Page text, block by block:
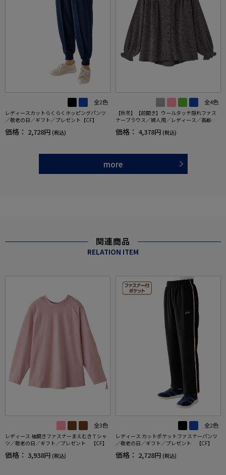
全2色
レディースカットらくらくホッピングパンツ
／敬老の日／ギフト／プレゼント【CF】
価格： 2,728円 (税込)
全4色
【秋冬】【前開き】ウールタッチ隠れファス
ナーブラウス／婦人用／レディース／高齢者
／シニア／後ろ長め／名前記入欄付／ゆった
り／プレゼント／ギフト【CF】
価格： 4,378円 (税込)
more
関連商品
RELATION ITEM
全3色
レディース 袖開きファスナーまえむきＴシャ
ツ／敬老の日／ギフト／プレゼント 【CF】
価格： 3,938円 (税込)
全2色
レディース カットポケットファスナーパンツ
／敬老の日／ギフト／プレゼント 【CF】
価格： 2,728円 (税込)